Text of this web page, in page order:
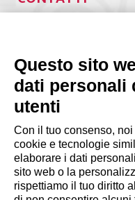
segreteria@lps.coop
INFORMAZIONI
Disclaimer
Questo sito
dati personali
utenti
Con il tuo consenso,
cookie e tecnologie
elaborare i dati
sito web o la
rispettiamo il tuo diritto